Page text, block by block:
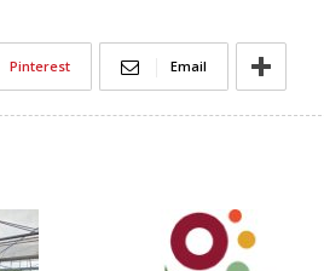
Pinterest Email